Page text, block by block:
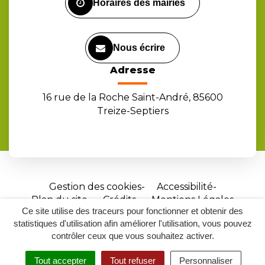
Ce site utilise des traceurs pour fonctionner et obtenir des
statistiques d'utilisation afin améliorer l'utilisation, vous pouvez
contrôler ceux que vous souhaitez activer.
Tout accepter Tout refuser Personnaliser
Horaires des mairies
Nous écrire
Adresse
16 rue de la Roche Saint-André, 85600
Treize-Septiers
Gestion des cookies
Accessibilité
Plan du site
Crédits
Mentions Légales
Site
réalisé
par
Inovagora